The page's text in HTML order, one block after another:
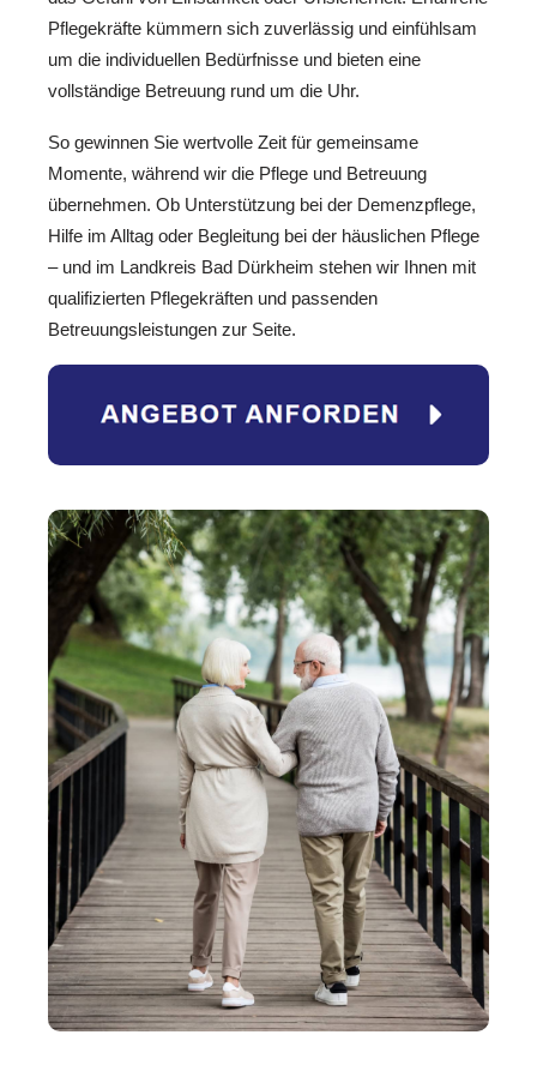
Pflegekräfte kümmern sich zuverlässig und einfühlsam
um die individuellen Bedürfnisse und bieten eine
vollständige Betreuung rund um die Uhr.
So gewinnen Sie wertvolle Zeit für gemeinsame
Momente, während wir die Pflege und Betreuung
übernehmen. Ob Unterstützung bei der Demenzpflege,
Hilfe im Alltag oder Begleitung bei der häuslichen Pflege
– und im Landkreis Bad Dürkheim stehen wir Ihnen mit
qualifizierten Pflegekräften und passenden
Betreuungsleistungen zur Seite.